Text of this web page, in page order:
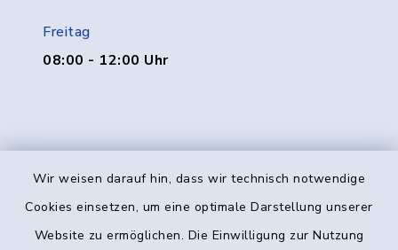
Wir weisen darauf hin, dass wir technisch notwendige
Cookies einsetzen, um eine optimale Darstellung unserer
Website zu ermöglichen. Die Einwilligung zur Nutzung
Freitag
08:00 - 12:00 Uhr
Kontakt